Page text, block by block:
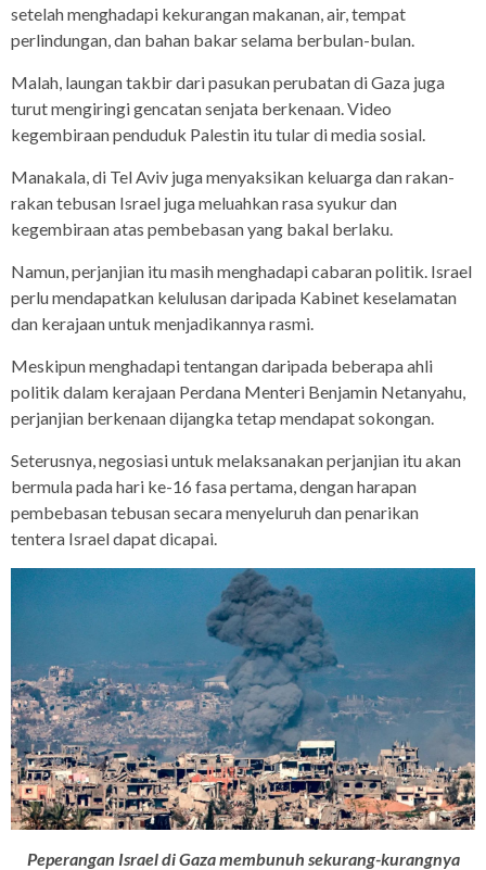
setelah menghadapi kekurangan makanan, air, tempat
perlindungan, dan bahan bakar selama berbulan-bulan.
Malah, laungan takbir dari pasukan perubatan di Gaza juga
turut mengiringi gencatan senjata berkenaan. Video
kegembiraan penduduk Palestin itu tular di media sosial.
Manakala, di Tel Aviv juga menyaksikan keluarga dan rakan-
rakan tebusan Israel juga meluahkan rasa syukur dan
kegembiraan atas pembebasan yang bakal berlaku.
Namun, perjanjian itu masih menghadapi cabaran politik. Israel
perlu mendapatkan kelulusan daripada Kabinet keselamatan
dan kerajaan untuk menjadikannya rasmi.
Meskipun menghadapi tentangan daripada beberapa ahli
politik dalam kerajaan Perdana Menteri Benjamin Netanyahu,
perjanjian berkenaan dijangka tetap mendapat sokongan.
Seterusnya, negosiasi untuk melaksanakan perjanjian itu akan
bermula pada hari ke-16 fasa pertama, dengan harapan
pembebasan tebusan secara menyeluruh dan penarikan
tentera Israel dapat dicapai.
Peperangan Israel di Gaza membunuh sekurang-kurangnya